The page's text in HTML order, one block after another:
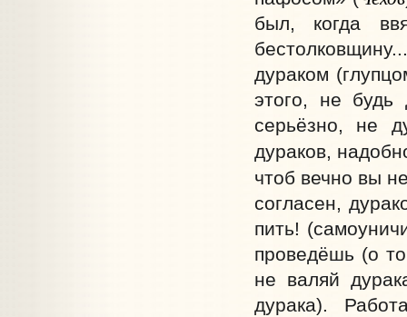
был, когда
дураком
этого, не будь
серьёзно, не
дураков,
чтоб вечно вы
согласен,
пить!
проведёшь (о
не валяй
дурака).